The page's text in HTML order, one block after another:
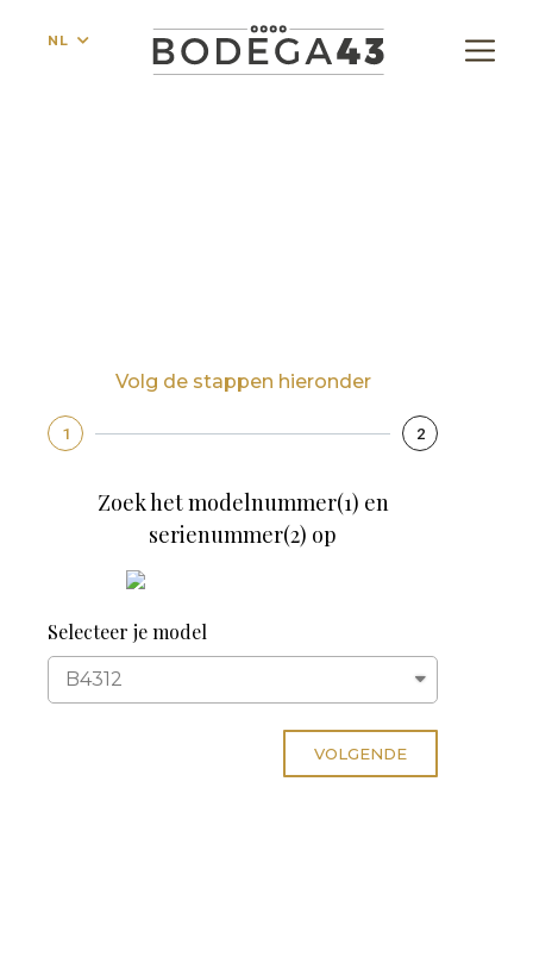
NL
Volg de stappen hieronder
1 2
Zoek het modelnummer(1) en
serienummer(2) op
Selecteer je model
VOLGENDE